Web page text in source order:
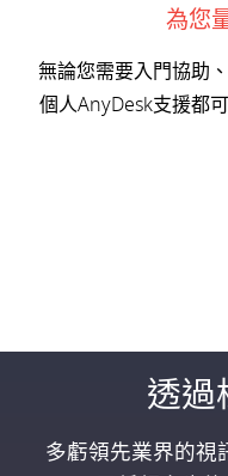
為您
無論您需要入門協助
個人AnyDesk支援都
透過
多虧領先業界的視